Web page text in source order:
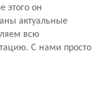
этого он
актуальные
всю
С нами просто